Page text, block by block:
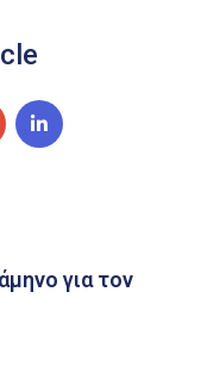
για τον